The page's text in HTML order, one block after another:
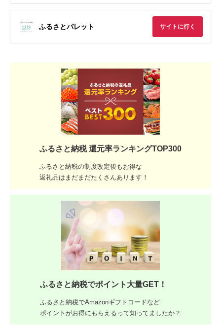
ふるさとパレット サイトに行く
ふるさと納税 還元率ランキングTOP300
ふるさと納税の制度改定後もお得な
返礼品はまだまだたくさんあります！
ふるさと納税でポイント大量GET！
ふるさと納税でAmazonギフトコードなど
ポイントがお得にもらえるって知ってましたか？